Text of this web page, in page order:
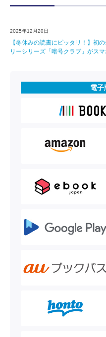
2025年12月20日
【冬休みの読書にピッタリ！】初
リーシリーズ「暗号クラブ」がス
電子